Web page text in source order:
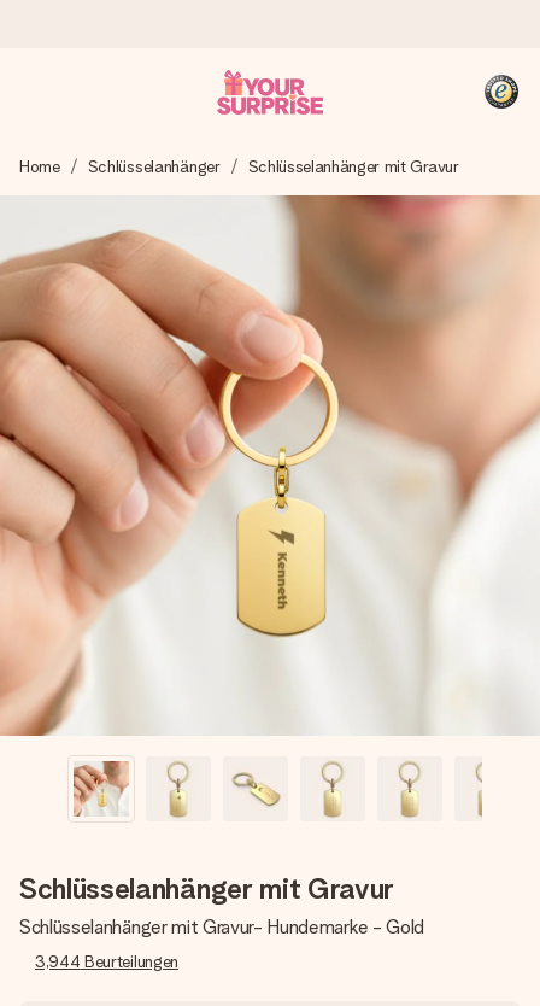
Wir bereiten dein Geschenk sorgfältig vor und schicken es
blitzschnell – damit du es genau zum richtigen Zeitpunkt
überreichen kannst, wenn es am meisten zählt.
4,8 (basierend auf +15.000 Bewertungen)
Unsere Geschenke begeistern. Kunden bewerten uns mit
4,8 bei Google Reviews (Gesamtergebnis aller Länder, in
die wir versenden).
+49 39292 929695
Montag - Freitag : 8:30 - 17:00 Uhr
Samstag - Sonntag : 8:30 - 13:00 Uhr
Home Schlüsselanhänger Schlüsselanhänger mit Gravur
Schlüsselanhänger mit Gravur
Schlüsselanhänger mit Gravur- Hundemarke - Gold
3,944 Beurteilungen